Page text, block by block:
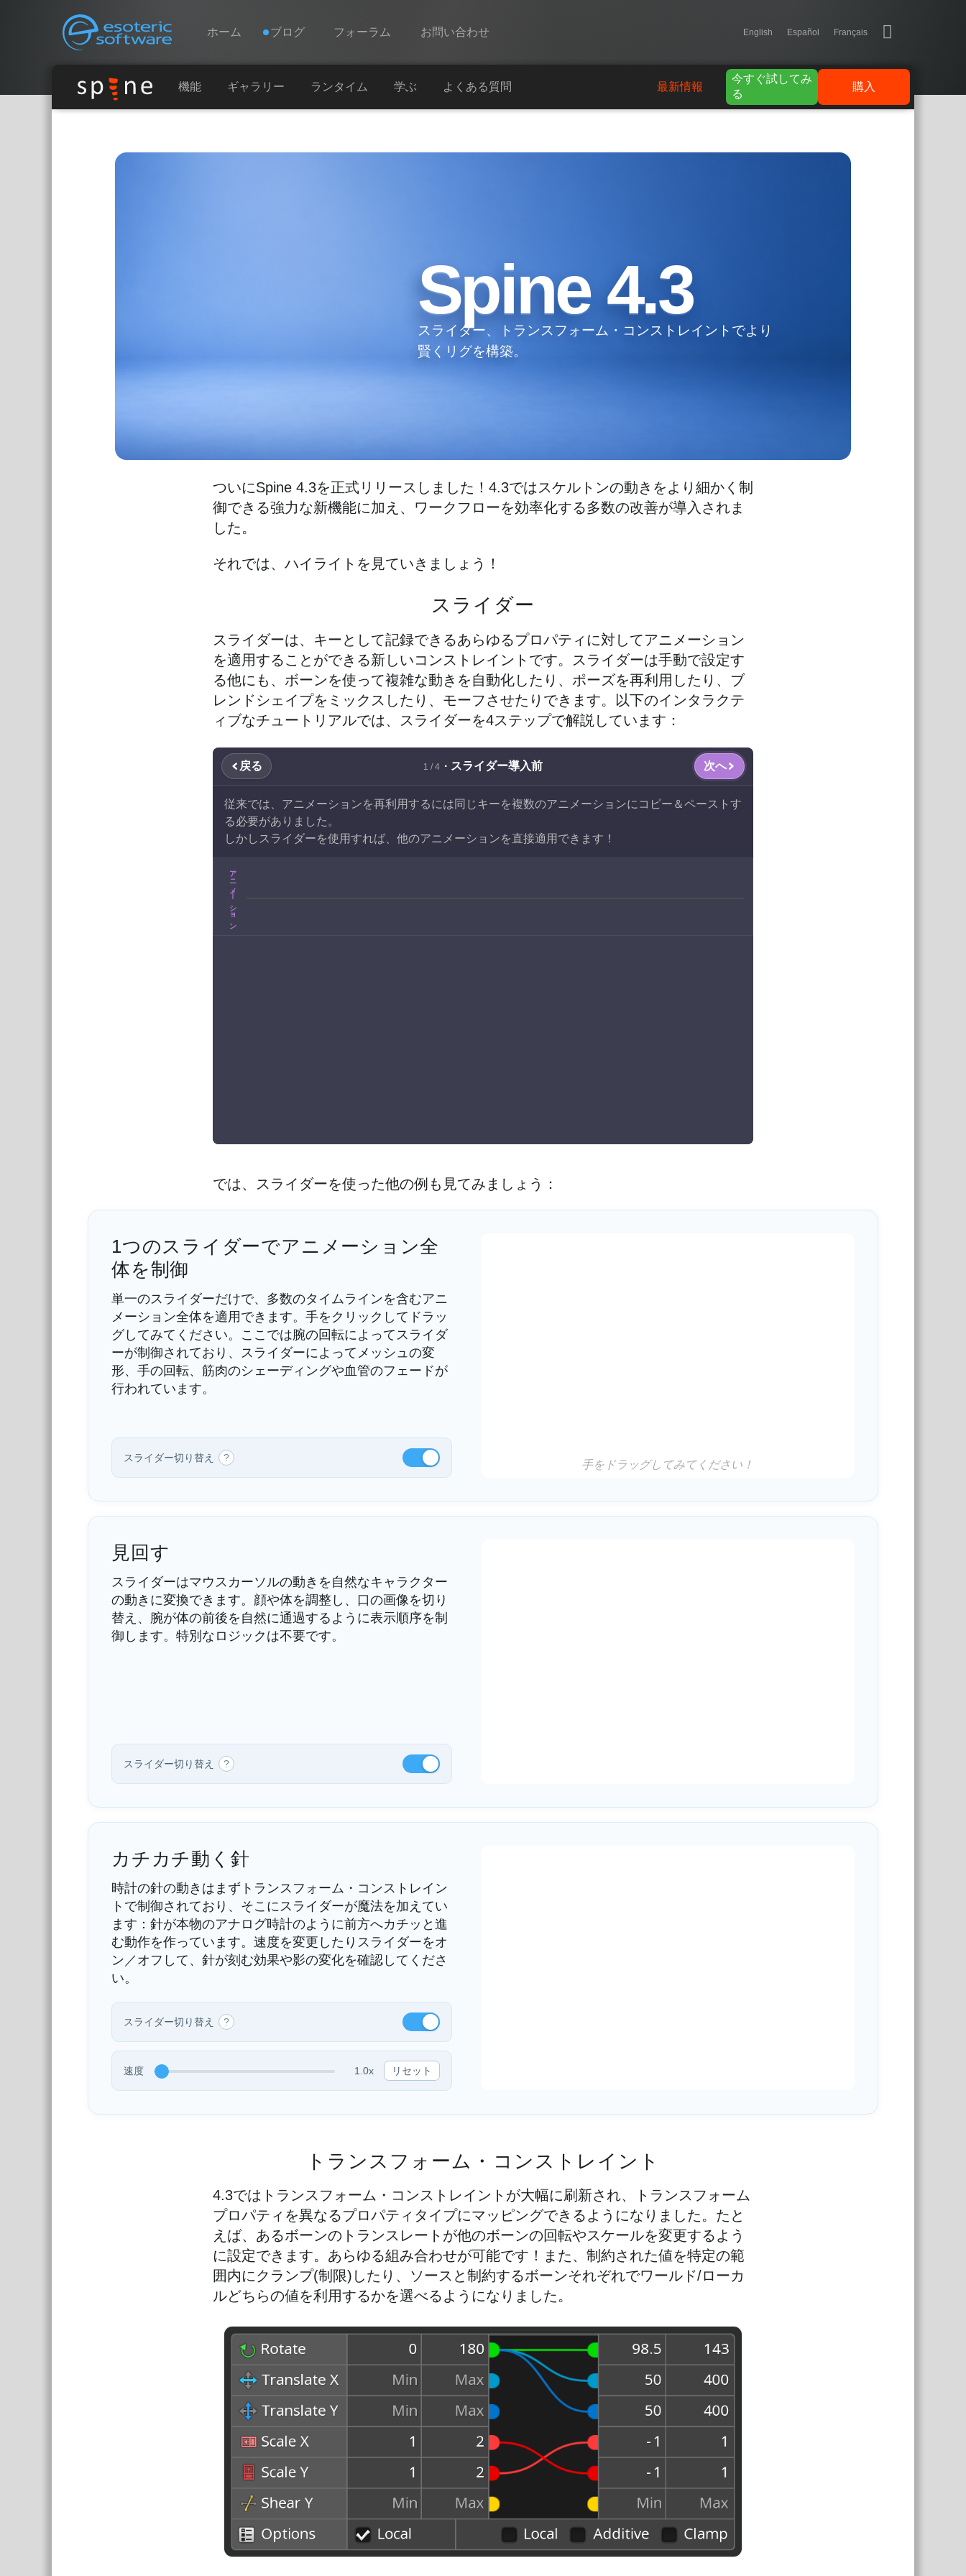
Esoteric Software
Navigation
ホーム ブログ フォーラム お問い合わせ English Español Français
Spine
購入
機能 ギャラリー ランタイム 学ぶ よくある質問 購入
今すぐ試してみ
る
最新情報
Spine 4.3
スライダー、トランスフォーム・コンストレイントでより
賢くリグを構築。
ついにSpine 4.3を正式リリースしました！4.3ではスケルトンの動きをより細かく制
御できる強力な新機能に加え、ワークフローを効率化する多数の改善が導入されま
した。
それでは、ハイライトを見ていきましょう！
スライダー
スライダーは、キーとして記録できるあらゆるプロパティに対してアニメーション
を適用することができる新しいコンストレイントです。スライダーは手動で設定す
る他にも、ボーンを使って複雑な動きを自動化したり、ポーズを再利用したり、ブ
レンドシェイプをミックスしたり、モーフさせたりできます。以下のインタラクテ
ィブなチュートリアルでは、スライダーを4ステップで解説しています：
戻る 1 / 4 · スライダー導入前 次へ
従来では、アニメーションを再利用するには同じキーを複数のアニメーションにコピー＆ペーストす
る必要がありました。
しかしスライダーを使用すれば、他のアニメーションを直接適用できます！
アニメ|ション
では、スライダーを使った他の例も見てみましょう：
1つのスライダーでアニメーション全
体を制御
単一のスライダーだけで、多数のタイムラインを含むアニ
メーション全体を適用できます。手をクリックしてドラッ
グしてみてください。ここでは腕の回転によってスライダ
ーが制御されており、スライダーによってメッシュの変
形、手の回転、筋肉のシェーディングや血管のフェードが
行われています。
スライダー切り替え ?
手をドラッグしてみてください！
見回す
スライダーはマウスカーソルの動きを自然なキャラクター
の動きに変換できます。顔や体を調整し、口の画像を切り
替え、腕が体の前後を自然に通過するように表示順序を制
御します。特別なロジックは不要です。
スライダー切り替え ?
カチカチ動く針
時計の針の動きはまずトランスフォーム・コンストレイン
トで制御されており、そこにスライダーが魔法を加えてい
ます：針が本物のアナログ時計のように前方へカチッと進
む動作を作っています。速度を変更したりスライダーをオ
ン／オフして、針が刻む効果や影の変化を確認してくださ
い。
スライダー切り替え ?
速度 1.0x リセット
トランスフォーム・コンストレイント
4.3ではトランスフォーム・コンストレイントが大幅に刷新され、トランスフォーム
プロパティを異なるプロパティタイプにマッピングできるようになりました。たと
えば、あるボーンのトランスレートが他のボーンの回転やスケールを変更するよう
に設定できます。あらゆる組み合わせが可能です！また、制約された値を特定の範
囲内にクランプ(制限)したり、ソースと制約するボーンそれぞれでワールド/ローカ
ルどちらの値を利用するかを選べるようになりました。